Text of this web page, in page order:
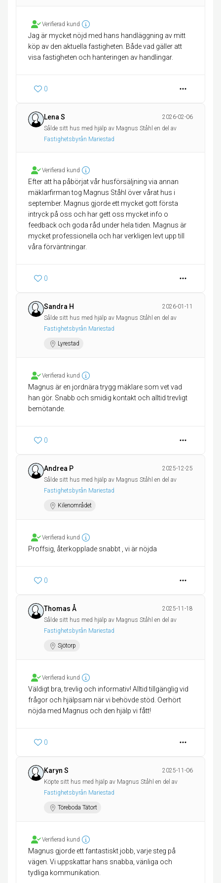
Verifierad kund
Jag är mycket nöjd med hans handläggning av mitt
köp av den aktuella fastigheten. Både vad gäller att
0
Lena S
2026-02-06
Sålde sitt hus med hjälp av Magnus Ståhl en del av
Fastighetsbyrån Mariestad
Verifierad kund
Efter att ha påbörjat vår husförsäljning via annan
mäklarfirman tog Magnus Ståhl över vårat hus i
september. Magnus gjorde ett mycket gott första
intryck på oss och har gett oss mycket info o
feedback och goda råd under hela tiden. Magnus är
mycket professionella och har verkligen levt upp till
våra förväntningar.
0
Sandra H
2026-01-11
Sålde sitt hus med hjälp av Magnus Ståhl en del av
Fastighetsbyrån Mariestad
Lyrestad
Verifierad kund
Magnus är en jordnära trygg mäklare som vet vad
han gör. Snabb och smidig kontakt och alltid trevligt
bemötande.
0
Andrea P
2025-12-25
Sålde sitt hus med hjälp av Magnus Ståhl en del av
Fastighetsbyrån Mariestad
Kilenområdet
Verifierad kund
0
Thomas Å
2025-11-18
Sålde sitt hus med hjälp av Magnus Ståhl en del av
Fastighetsbyrån Mariestad
Sjötorp
Verifierad kund
Väldigt bra, trevlig och informativ! Alltid tillgänglig vid
frågor och hjälpsam när vi behövde stöd. Oerhört
nöjda med Magnus och den hjälp vi fått!
0
Karyn S
2025-11-06
Köpte sitt hus med hjälp av Magnus Ståhl en del av
Fastighetsbyrån Mariestad
Töreboda Tätort
Verifierad kund
Magnus gjorde ett fantastiskt jobb, varje steg på
vägen. Vi uppskattar hans snabba, vänliga och
tydliga kommunikation.